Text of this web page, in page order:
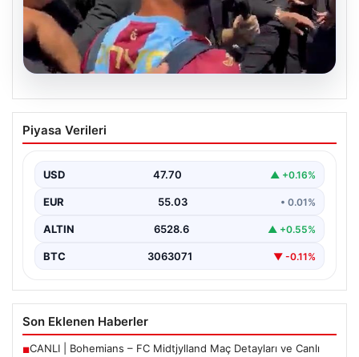
05.08.2026
Mohamed Salah’tan Tarihi İlk Üçlü
Başarı
önemli bir dönüm noktasına imza attı. Takımının
hücum…
Piyasa Verileri
USD 47.70 ▲ +0.16%
EUR 55.03 • 0.01%
ALTIN 6528.6 ▲ +0.55%
BTC 3063071 ▼ -0.11%
Son Eklenen Haberler
■CANLI | Bohemians – FC Midtjylland Maç Detayları ve Canlı